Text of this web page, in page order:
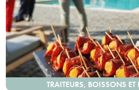
TRAITEURS, BOISSONS ET